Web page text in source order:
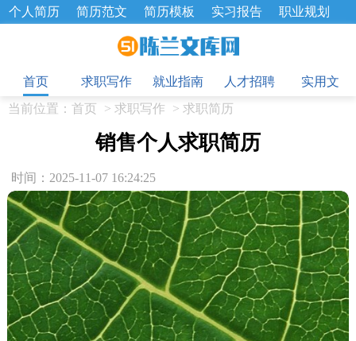
个人简历 简历范文 简历模板 实习报告
职业规划
招聘选拔 绩效考核 企业文化
工作总结
辞职报告
首页
求职写作 就业指南 人才招聘
实用文
当前位置： 首页 > 求职写作 > 求职简历
销售个人求职简历
时间：2025-11-07 16:24:25